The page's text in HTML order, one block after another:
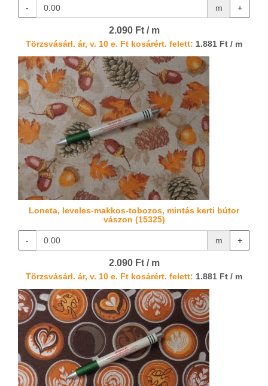
- m +
2.090 Ft / m
Törzsvásárl. ár, v. 10 e. Ft kosárért. felett: 1.881 Ft / m
Loneta, leveles-makkos-tobozos, mintás kerti bútor
vászon (15325)
- m +
2.090 Ft / m
Törzsvásárl. ár, v. 10 e. Ft kosárért. felett: 1.881 Ft / m